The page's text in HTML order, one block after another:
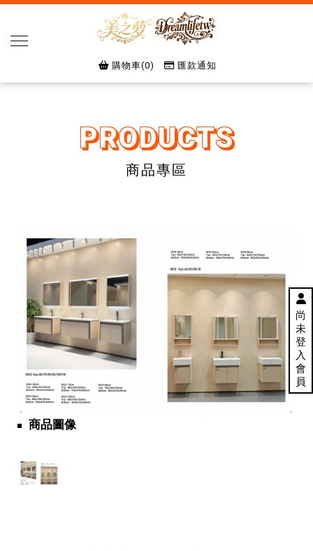
尚
未
登
入
會
員
購物車(0) 匯款通知
商品專區
商品圖像